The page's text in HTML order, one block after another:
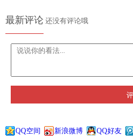
最新评论还没有评论哦
QQ空间 新浪微博 QQ好友